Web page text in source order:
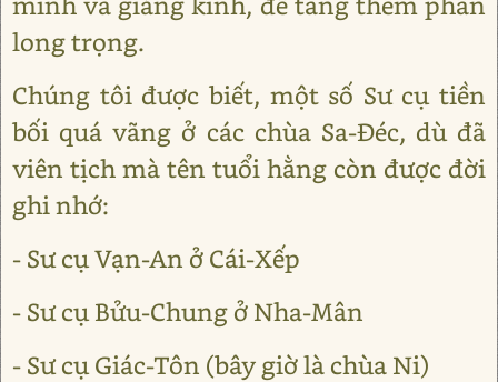
long trọng.
Chúng tôi được biết, một số Sư cụ tiền
bối quá vãng ở các chùa Sa-Đéc, dù đã
viên tịch mà tên tuổi hằng còn được đời
ghi nhớ:
- Sư cụ Vạn-An ở Cái-Xếp
- Sư cụ Bửu-Chung ở Nha-Mân
- Sư cụ Giác-Tôn (bây giờ là chùa Ni)